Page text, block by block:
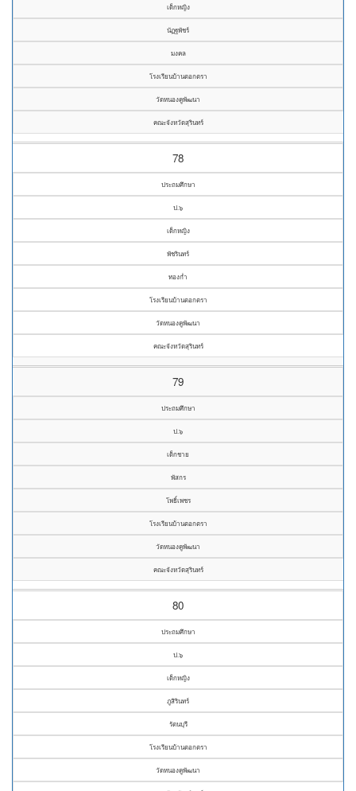
เด็กหญิง
นัฏฐพัชร์
มงคล
โรงเรียนบ้านตอกตรา
วัดหนองคูพัฒนา
คณะจังหวัดสุรินทร์
78
ประถมศึกษา
ป.๖
เด็กหญิง
พัชรินทร์
ทองก่ำ
โรงเรียนบ้านตอกตรา
วัดหนองคูพัฒนา
คณะจังหวัดสุรินทร์
79
ประถมศึกษา
ป.๖
เด็กชาย
พัสกร
โพธิ์เพชร
โรงเรียนบ้านตอกตรา
วัดหนองคูพัฒนา
คณะจังหวัดสุรินทร์
80
ประถมศึกษา
ป.๖
เด็กหญิง
ภูสิรินทร์
รัตนบุรี
โรงเรียนบ้านตอกตรา
วัดหนองคูพัฒนา